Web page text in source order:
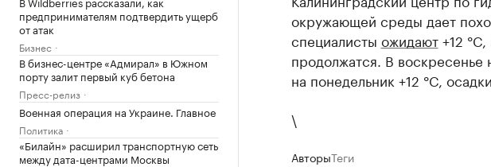
предпринимателям подтвердить ущерб
от атак
Бизнес
В бизнес-центре «Адмирал» в Южном
порту залит первый куб бетона
Пресс-релиз
Военная операция на Украине. Главное
Политика
«Билайн» расширил транспортную сеть
между дата-центрами Москвы
окружающей среды дает
специалисты ожидают+12
продолжатся. В воскресенье
на понедельник +12 °C,
\
АвторыТеги